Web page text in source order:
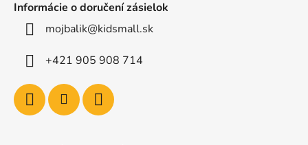
Informácie o doručení zásielok
mojbalik@kidsmall.sk
+421 905 908 714